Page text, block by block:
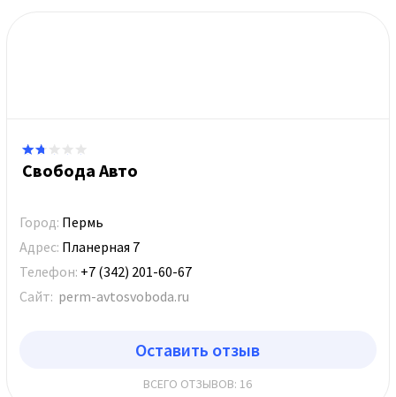
Свобода Авто
Город: Пермь
Адрес: Планерная 7
Телефон: +7 (342) 201-60-67
Сайт: perm-avtosvoboda.ru
Оставить отзыв
ВСЕГО ОТЗЫВОВ: 16